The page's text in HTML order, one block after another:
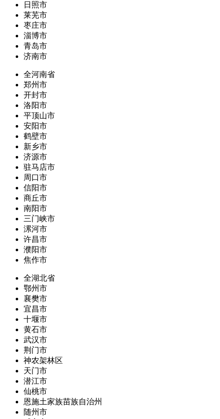
日照市
莱芜市
枣庄市
淄博市
青岛市
济南市
全河南省
郑州市
开封市
洛阳市
平顶山市
安阳市
鹤壁市
新乡市
济源市
驻马店市
周口市
信阳市
商丘市
南阳市
三门峡市
漯河市
许昌市
濮阳市
焦作市
全湖北省
鄂州市
襄樊市
宜昌市
十堰市
黄石市
武汉市
荆门市
神农架林区
天门市
潜江市
仙桃市
恩施土家族苗族自治州
随州市